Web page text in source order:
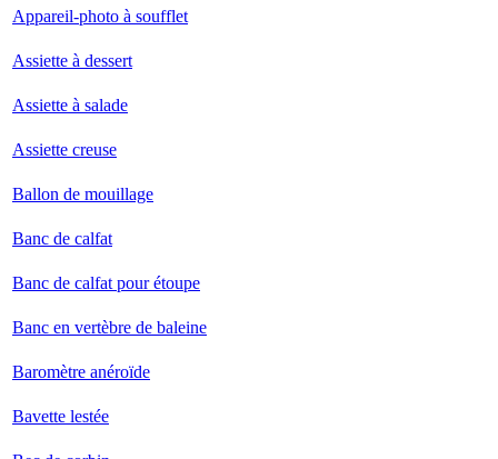
Appareil-photo à soufflet
Assiette à dessert
Assiette à salade
Assiette creuse
Ballon de mouillage
Banc de calfat
Banc de calfat pour étoupe
Banc en vertèbre de baleine
Baromètre anéroïde
Bavette lestée